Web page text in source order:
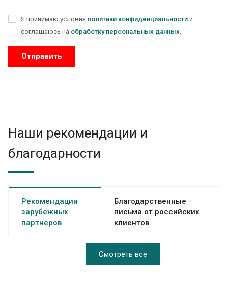
Я принимаю условия политики конфиденциальности и
соглашаюсь на обработку персональных данных
Наши рекомендации и
благодарности
Рекомендации
зарубежных
партнеров
Благодарственные
письма от российских
клиентов
Смотреть все